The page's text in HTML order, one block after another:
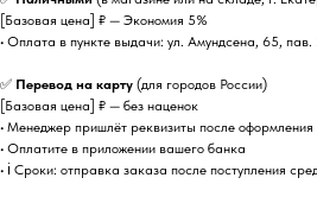
[Базовая цена] ₽ — Экономия 5%
• Оплата в пункте выдачи: ул. Амундсена, 65,
✅ Перевод на карту (для городов России)
[Базовая цена] ₽ — без наценок
• Менеджер пришлёт реквизиты после оформления
• Оплатите в приложении вашего банка
• ℹ️ Сроки: отправка заказа после поступления